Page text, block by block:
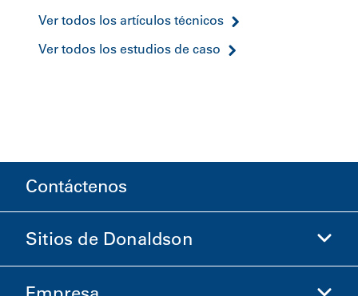
Ver todos los artículos técnicos
Ver todos los estudios de caso
Contáctenos
Sitios de Donaldson